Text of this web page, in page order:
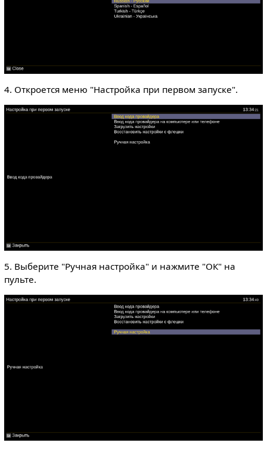
4. Откроется меню "Настройка при первом запуске".
5. Выберите "Ручная настройка" и нажмите "ОК" на
пульте.